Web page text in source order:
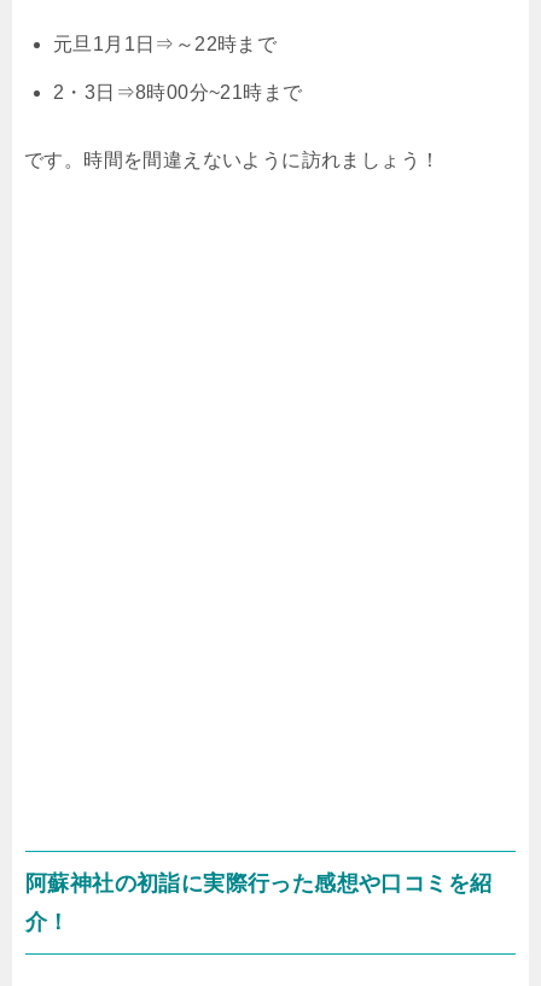
元旦1月1日⇒～22時まで
2・3日⇒8時00分~21時まで
です。時間を間違えないように訪れましょう！
阿蘇神社の初詣に実際行った感想や口コミを紹
介！